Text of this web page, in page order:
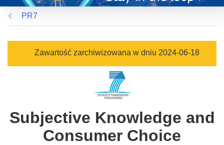
w
nowym
oknie)
PR7
Zawartość zarchiwizowana w dniu 2024-06-18
Subjective Knowledge and
Consumer Choice